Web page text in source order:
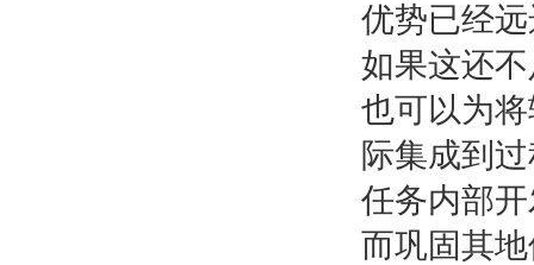
优势已经
如果这还
也可以为
际集成到
任务内部
而巩固其